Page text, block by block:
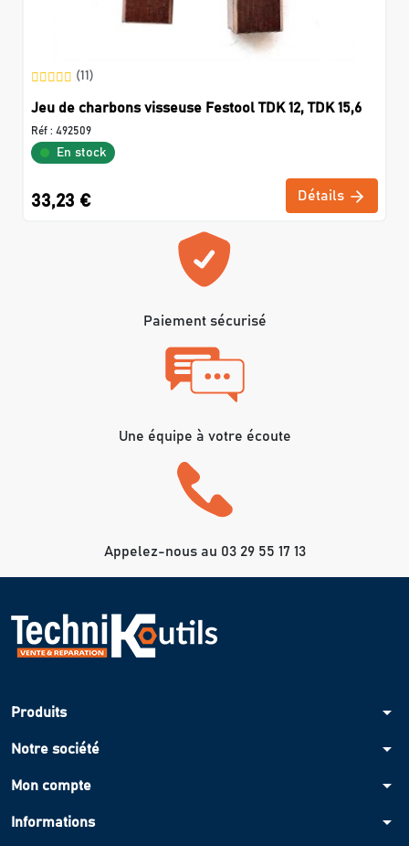
(11)
Jeu de charbons visseuse Festool TDK 12, TDK 15,6
Réf : 492509
En stock
33,23 € Détails
Paiement sécurisé
Une équipe à votre écoute
Appelez-nous au 03 29 55 17 13
Produits arrow_drop_down
Notre société arrow_drop_down
Mon compte arrow_drop_down
Informations arrow_drop_down